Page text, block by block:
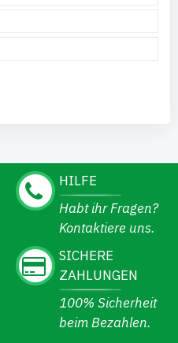
HILFE
Habt ihr Fragen?
Kontaktiere uns.
SICHERE
ZAHLUNGEN
100% Sicherheit
beim Bezahlen.